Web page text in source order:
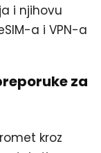
i njihovu
a i VPN-a
za
kroz